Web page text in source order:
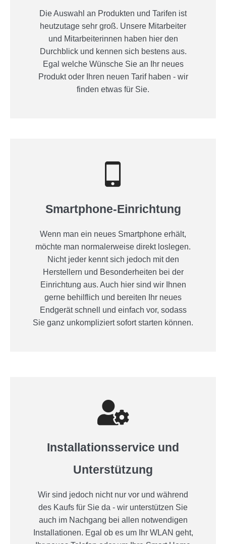
Die Auswahl an Produkten und Tarifen ist
heutzutage sehr groß. Unsere Mitarbeiter
und Mitarbeiterinnen haben hier den
Durchblick und kennen sich bestens aus.
Egal welche Wünsche Sie an Ihr neues
Produkt oder Ihren neuen Tarif haben - wir
finden etwas für Sie.
Smartphone-Einrichtung
Wenn man ein neues Smartphone erhält,
möchte man normalerweise direkt loslegen.
Nicht jeder kennt sich jedoch mit den
Herstellern und Besonderheiten bei der
Einrichtung aus. Auch hier sind wir Ihnen
gerne behilflich und bereiten Ihr neues
Endgerät schnell und einfach vor, sodass
Sie ganz unkompliziert sofort starten können.
Installationsservice und
Unterstützung
Wir sind jedoch nicht nur vor und während
des Kaufs für Sie da - wir unterstützen Sie
auch im Nachgang bei allen notwendigen
Installationen. Egal ob es um Ihr WLAN geht,